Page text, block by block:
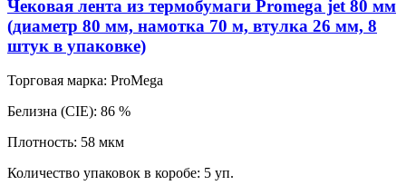
Чековая лента из термобумаги Promega jet 80 мм
(диаметр 80 мм, намотка 70 м, втулка 26 мм, 8
штук в упаковке)
Торговая марка: ProMega
Белизна (CIE): 86 %
Плотность: 58 мкм
Количество упаковок в коробе: 5 уп.